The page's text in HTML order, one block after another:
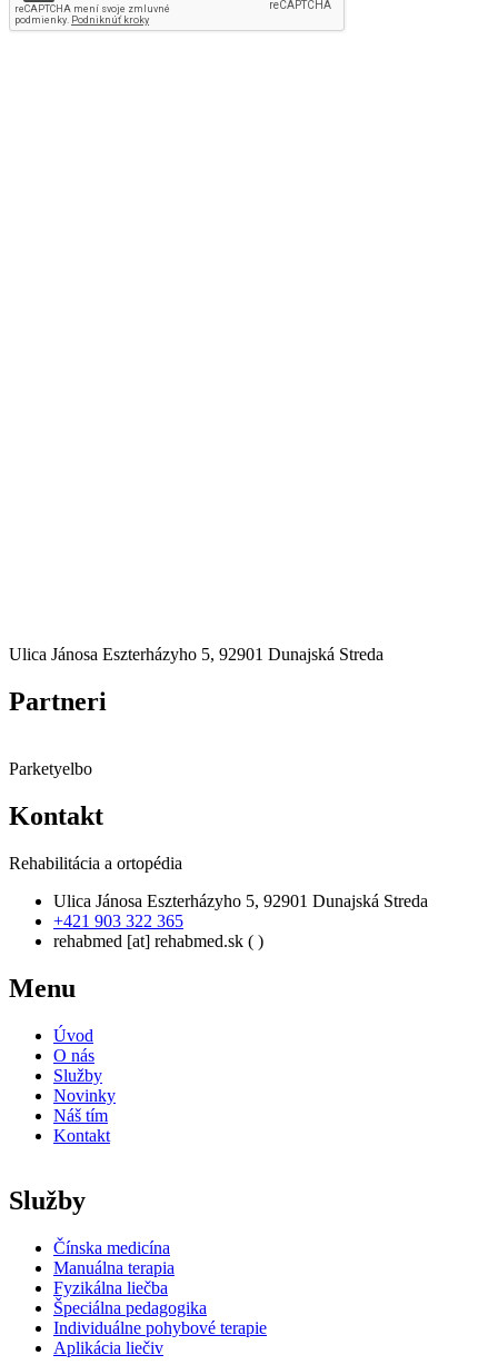
Ulica Jánosa Eszterházyho 5, 92901 Dunajská Streda
Partneri
Parketyelbo
Kontakt
Rehabilitácia a ortopédia
Ulica Jánosa Eszterházyho 5, 92901 Dunajská Streda
+421 903 322 365
rehabmed [at] rehabmed.sk ( )
Menu
Úvod
O nás
Služby
Novinky
Náš tím
Kontakt
Služby
Čínska medicína
Manuálna terapia
Fyzikálna liečba
Špeciálna pedagogika
Individuálne pohybové terapie
Aplikácia liečiv